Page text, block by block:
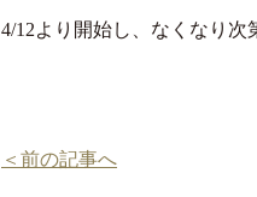
4/12より開始し、なくなり次
投
＜前の記事へ